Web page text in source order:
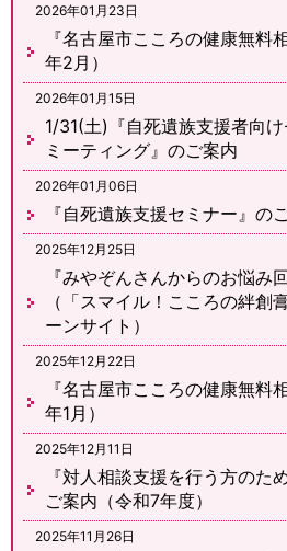
2026年01月23日
『名古屋市こころの健康無料
年2月）
2026年01月15日
1/31(土)『自死遺族支援者向
ミーティング』のご案内
2026年01月06日
『自死遺族支援セミナー』の
2025年12月25日
『みやぞんさんからのお悩み
（「スマイル！こころの絆
ーンサイト）
2025年12月22日
『名古屋市こころの健康無料
年1月）
2025年12月11日
『対人相談支援を行う方のた
ご案内（令和7年度）
2025年11月26日